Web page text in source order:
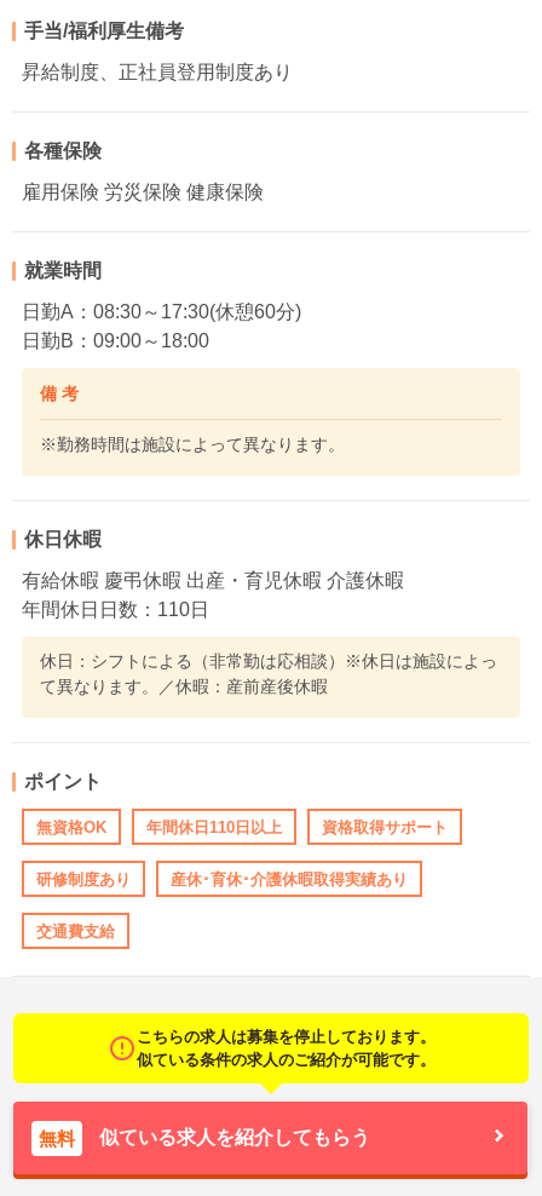
手当/福利厚生備考
昇給制度、正社員登用制度あり
各種保険
雇用保険 労災保険 健康保険
就業時間
日勤A：08:30～17:30(休憩60分)
日勤B：09:00～18:00
備 考
※勤務時間は施設によって異なります。
休日休暇
有給休暇 慶弔休暇 出産・育児休暇 介護休暇
年間休日日数：110日
休日：シフトによる（非常勤は応相談）※休日は施設によっ
て異なります。／休暇：産前産後休暇
ポイント
無資格OK 年間休日110日以上 資格取得サポート
研修制度あり 産休･育休･介護休暇取得実績あり
交通費支給
こちらの求人は募集を停止しております。
似ている条件の求人のご紹介が可能です。
無料 似ている求人を紹介してもらう